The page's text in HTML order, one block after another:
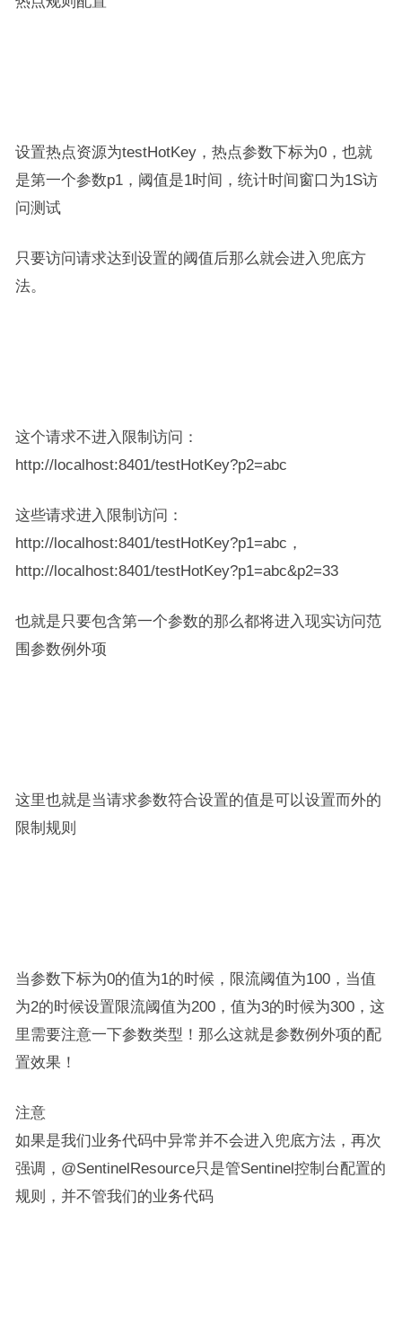
设置热点资源为testHotKey，热点参数下标为0，也就
是第一个参数p1，阈值是1时间，统计时间窗口为1S访
问测试
只要访问请求达到设置的阈值后那么就会进入兜底方
法。
这个请求不进入限制访问：
http://localhost:8401/testHotKey?p2=abc
这些请求进入限制访问：
http://localhost:8401/testHotKey?p1=abc，
http://localhost:8401/testHotKey?p1=abc&p2=33
也就是只要包含第一个参数的那么都将进入现实访问范
围参数例外项
这里也就是当请求参数符合设置的值是可以设置而外的
限制规则
当参数下标为0的值为1的时候，限流阈值为100，当值
为2的时候设置限流阈值为200，值为3的时候为300，这
里需要注意一下参数类型！那么这就是参数例外项的配
置效果！
注意
如果是我们业务代码中异常并不会进入兜底方法，再次
强调，@SentinelResource只是管Sentinel控制台配置的
规则，并不管我们的业务代码